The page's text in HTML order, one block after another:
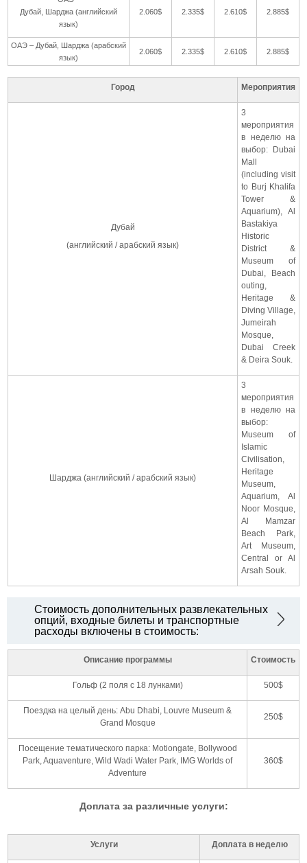
Дубай, Шарджа (английский
язык)
2.060$ 2.335$ 2.610$ 2.885$
ОАЭ – Дубай, Шарджа (арабский
язык)
2.060$ 2.335$ 2.610$ 2.885$
Город Мероприятия
Дубай
(английский / арабский язык)
3
мероприятия
в неделю на
выбор: Dubai
Mall
(including visit
to Burj Khalifa
Tower &
Aquarium), Al
Bastakiya
Historic
District &
Museum of
Dubai, Beach
outing,
Heritage &
Diving Village,
Jumeirah
Mosque,
Dubai Creek
& Deira Souk.
Шарджа (английский / арабский язык)
3
мероприятия
в неделю на
выбор:
Museum of
Islamic
Civilisation,
Heritage
Museum,
Aquarium, Al
Noor Mosque,
Al Mamzar
Beach Park,
Art Museum,
Central or Al
Arsah Souk.
Стоимость дополнительных развлекательных
опций, входные билеты и транспортные
расходы включены в стоимость:
Описание программы Стоимость
Гольф (2 поля с 18 лунками) 500$
Поездка на целый день: Abu Dhabi, Louvre Museum &
Grand Mosque
250$
Посещение тематического парка: Motiongate, Bollywood
Park, Aquaventure, Wild Wadi Water Park, IMG Worlds of
Adventure
360$
Доплата за различные услуги:
Услуги Доплата в неделю